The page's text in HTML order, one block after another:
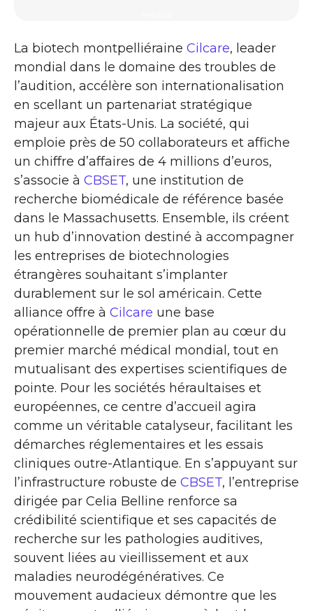
La biotech montpelliéraine Cilcare, leader
mondial dans le domaine des troubles de
l’audition, accélère son internationalisation
en scellant un partenariat stratégique
majeur aux États-Unis. La société, qui
emploie près de 50 collaborateurs et affiche
un chiffre d’affaires de 4 millions d’euros,
s’associe à CBSET, une institution de
recherche biomédicale de référence basée
dans le Massachusetts. Ensemble, ils créent
un hub d’innovation destiné à accompagner
les entreprises de biotechnologies
étrangères souhaitant s’implanter
durablement sur le sol américain. Cette
alliance offre à Cilcare une base
opérationnelle de premier plan au cœur du
premier marché médical mondial, tout en
mutualisant des expertises scientifiques de
pointe. Pour les sociétés héraultaises et
européennes, ce centre d’accueil agira
comme un véritable catalyseur, facilitant les
démarches réglementaires et les essais
cliniques outre-Atlantique. En s’appuyant sur
l’infrastructure robuste de CBSET, l’entreprise
dirigée par Celia Belline renforce sa
crédibilité scientifique et ses capacités de
recherche sur les pathologies auditives,
souvent liées au vieillissement et aux
maladies neurodégénératives. Ce
mouvement audacieux démontre que les